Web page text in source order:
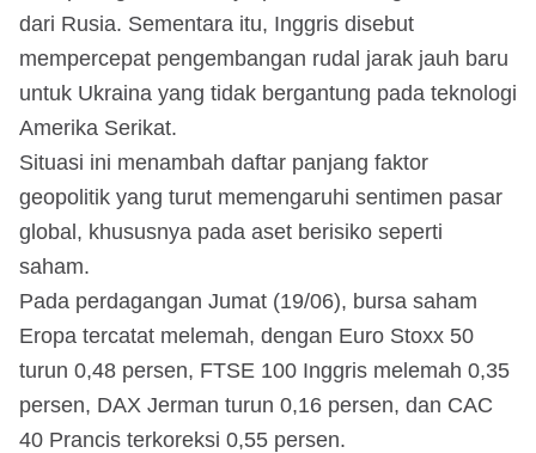
dari Rusia. Sementara itu, Inggris disebut
mempercepat pengembangan rudal jarak jauh baru
untuk Ukraina yang tidak bergantung pada teknologi
Amerika Serikat.
Situasi ini menambah daftar panjang faktor
geopolitik yang turut memengaruhi sentimen pasar
global, khususnya pada aset berisiko seperti
saham.
Pada perdagangan Jumat (19/06), bursa saham
Eropa tercatat melemah, dengan Euro Stoxx 50
turun 0,48 persen, FTSE 100 Inggris melemah 0,35
persen, DAX Jerman turun 0,16 persen, dan CAC
40 Prancis terkoreksi 0,55 persen.